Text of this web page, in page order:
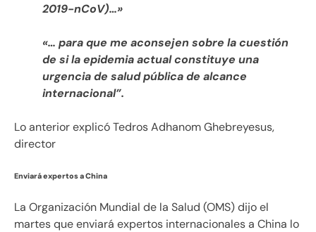
2019-nCoV)…»
«… para que me aconsejen sobre la cuestión
de si la epidemia actual constituye una
urgencia de salud pública de alcance
internacional”.
Lo anterior explicó Tedros Adhanom Ghebreyesus,
director
Enviará expertos a China
La Organización Mundial de la Salud (OMS) dijo el
martes que enviará expertos internacionales a China lo